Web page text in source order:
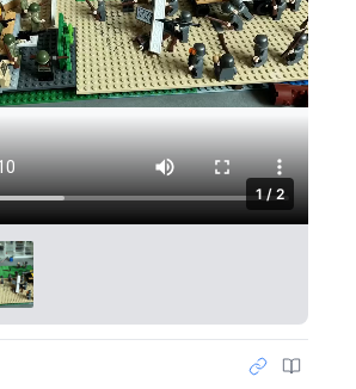
1 / 2